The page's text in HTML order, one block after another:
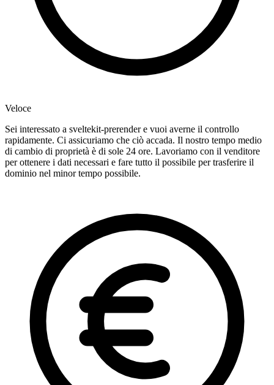
Veloce
Sei interessato a sveltekit-prerender e vuoi averne il controllo
rapidamente. Ci assicuriamo che ciò accada. Il nostro tempo medio
di cambio di proprietà è di sole 24 ore. Lavoriamo con il venditore
per ottenere i dati necessari e fare tutto il possibile per trasferire il
dominio nel minor tempo possibile.